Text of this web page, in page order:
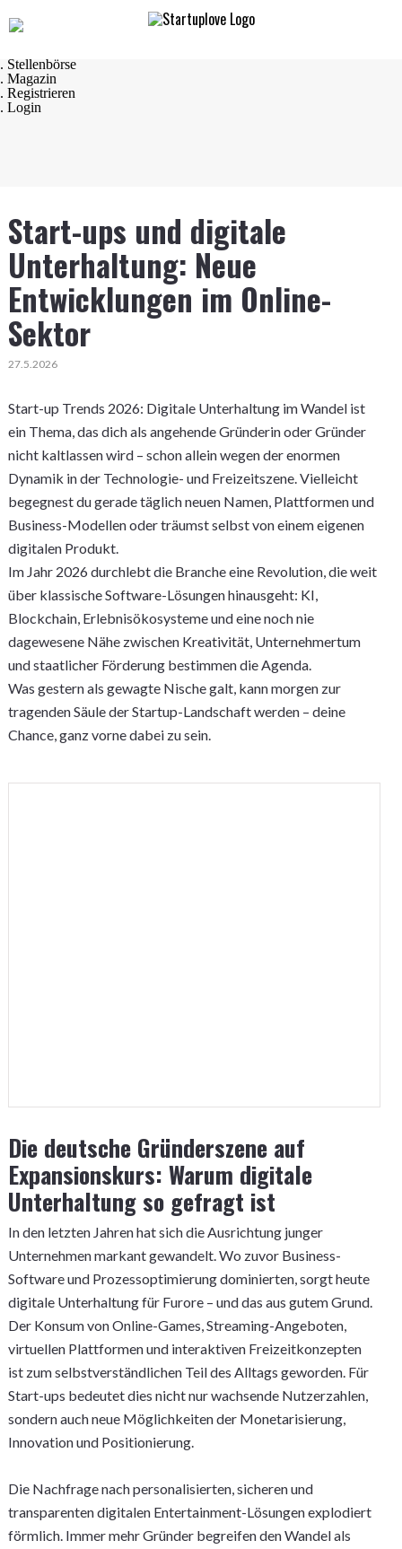
. Startseite
. Startups
. Stellenbörse
. Magazin
. Registrieren
. Login
Start-ups und digitale
Unterhaltung: Neue
Entwicklungen im Online-
Sektor
27.5.2026
Start-up Trends 2026: Digitale Unterhaltung im Wandel ist
ein Thema, das dich als angehende Gründerin oder Gründer
nicht kaltlassen wird – schon allein wegen der enormen
Dynamik in der Technologie- und Freizeitszene. Vielleicht
begegnest du gerade täglich neuen Namen, Plattformen und
Business-Modellen oder träumst selbst von einem eigenen
digitalen Produkt.
Im Jahr 2026 durchlebt die Branche eine Revolution, die weit
über klassische Software-Lösungen hinausgeht: KI,
Blockchain, Erlebnisökosysteme und eine noch nie
dagewesene Nähe zwischen Kreativität, Unternehmertum
und staatlicher Förderung bestimmen die Agenda.
Was gestern als gewagte Nische galt, kann morgen zur
tragenden Säule der Startup-Landschaft werden – deine
Chance, ganz vorne dabei zu sein.
Die deutsche Gründerszene auf
Expansionskurs: Warum digitale
Unterhaltung so gefragt ist
In den letzten Jahren hat sich die Ausrichtung junger
Unternehmen markant gewandelt. Wo zuvor Business-
Software und Prozessoptimierung dominierten, sorgt heute
digitale Unterhaltung für Furore – und das aus gutem Grund.
Der Konsum von Online-Games, Streaming-Angeboten,
virtuellen Plattformen und interaktiven Freizeitkonzepten
ist zum selbstverständlichen Teil des Alltags geworden. Für
Start-ups bedeutet dies nicht nur wachsende Nutzerzahlen,
sondern auch neue Möglichkeiten der Monetarisierung,
Innovation und Positionierung.
Die Nachfrage nach personalisierten, sicheren und
transparenten digitalen Entertainment-Lösungen explodiert
förmlich. Immer mehr Gründer begreifen den Wandel als